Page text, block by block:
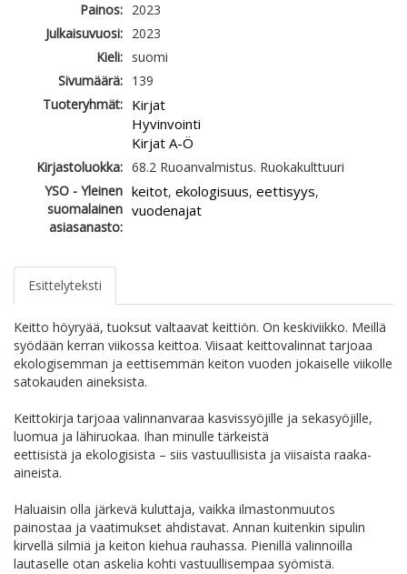
Painos: 2023
Julkaisuvuosi: 2023
Kieli: suomi
Sivumäärä: 139
Tuoteryhmät: Kirjat
Hyvinvointi
Kirjat A-Ö
Kirjastoluokka: 68.2 Ruoanvalmistus. Ruokakulttuuri
YSO - Yleinen
suomalainen
asiasanasto:
keitot, ekologisuus, eettisyys,
vuodenajat
Esittelyteksti
Keitto höyryää, tuoksut valtaavat keittiön. On keskiviikko. Meillä
syödään kerran viikossa keittoa. Viisaat keittovalinnat tarjoaa
ekologisemman ja eettisemmän keiton vuoden jokaiselle viikolle
satokauden aineksista.
Keittokirja tarjoaa valinnanvaraa kasvissyöjille ja sekasyöjille,
luomua ja lähiruokaa. Ihan minulle tärkeistä
eettisistä ja ekologisista – siis vastuullisista ja viisaista raaka-
aineista.
Haluaisin olla järkevä kuluttaja, vaikka ilmastonmuutos
painostaa ja vaatimukset ahdistavat. Annan kuitenkin sipulin
kirvellä silmiä ja keiton kiehua rauhassa. Pienillä valinnoilla
lautaselle otan askelia kohti vastuullisempaa syömistä.